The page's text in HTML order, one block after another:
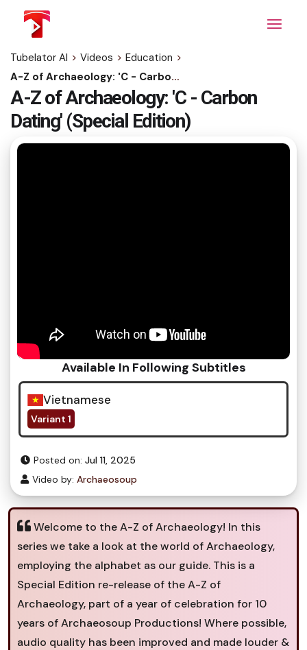
content
Tubelator AI > Videos > Education >
A-Z of Archaeology: 'C - Carbon Dating' (Special Edition)
A-Z of Archaeology: 'C - Carbon
Dating' (Special Edition)
Available In Following Subtitles
Vietnamese
Variant 1
Posted on: Jul 11, 2025
Video by: Archaeosoup
Welcome to the A-Z of Archaeology! In this
series we take a look at the world of Archaeology,
employing the alphabet as our guide. This is a
Special Edition re-release of the A-Z of
Archaeology, part of a year of celebration for 10
years of Archaeosoup Productions! Where possible,
audio quality has been improved and made louder &